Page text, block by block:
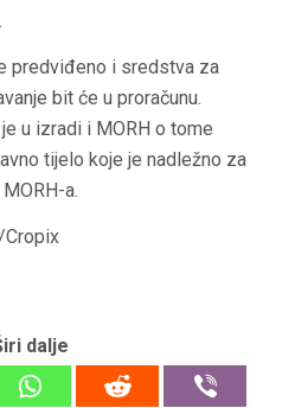
predviđeno i sredstva za
bit će u proračunu.
u izradi i MORH o tome
tijelo koje je nadležno za
a.
Cropix
dalje